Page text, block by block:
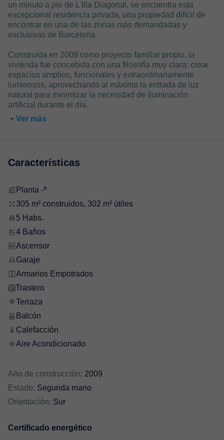
un minuto a pie de L'Illa Diagonal, se encuentra esta
excepcional residencia privada, una propiedad difícil de
encontrar en una de las zonas más demandadas y
exclusivas de Barcelona.
Construida en 2009 como proyecto familiar propio, la
vivienda fue concebida con una filosofía muy clara: crear
espacios amplios, funcionales y extraordinariamente
luminosos, aprovechando al máximo la entrada de luz
natural para minimizar la necesidad de iluminación
artificial durante el día.
Ver más
Características
Planta -ª
305 m² construidos, 302 m² útiles
5 Habs.
4 Baños
Ascensor
Garaje
Armarios Empotrados
Trastero
Terraza
Balcón
Calefacción
Aire Acondicionado
Año de construcción: 2009
Estado: Segunda mano
Orientación: Sur
Certificado energético